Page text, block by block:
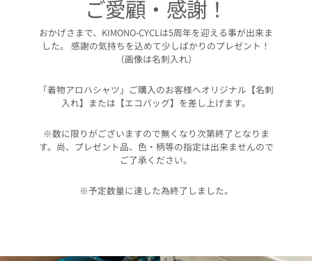
ご愛顧・感謝！
おかげさまで、KIMONO-CYCLは5周年を迎える事が出来ま
した。 感謝の気持ちを込めて少しばかりのプレゼント！
（画像は名刺入れ）
「着物アロハシャツ」ご購入のお客様へオリジナル【名刺
入れ】または【エコバッグ】を差し上げます。
※数に限りがございますので無くなり次第終了となりま
す。尚、プレゼント品、色・柄等の指定は出来ませんので
ご了承ください。
※予定数量に達した為終了しました。